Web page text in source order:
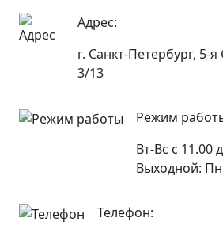
Адрес:
г. Санкт-Петербург, 5-
3/13
Режим
Вт-Вс с 11.00
Выходной: Пн
Телефон: